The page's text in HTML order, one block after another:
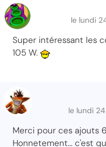
le lundi
Super intéressant les
105 W.
le lundi
Merci pour ces ajouts
Honnetement... c'est